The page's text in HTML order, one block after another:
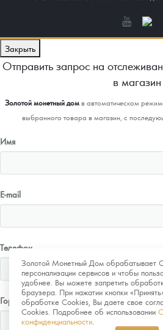
Золотой Монетный Дом обрабатывает
персонализации сервисов и чтобы
удобнее. Вы можете запретить
браузера. При нажатии кнопки
обработке Cookies, Вы даете свое
Cookies. Подробнее об использовании
конфиденциальности
Закрыть
Отправить запрос на
в магазин
Золотой монетный домв автоматическом
выбранного товара в магазин, с
Имя
E-mail
Телефон
Город